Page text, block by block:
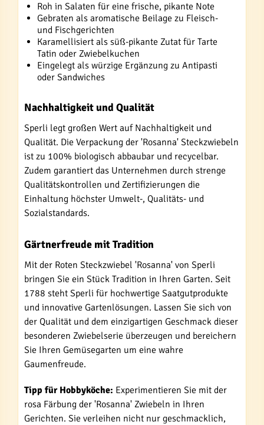
Roh in Salaten für eine frische, pikante Note
Gebraten als aromatische Beilage zu Fleisch-
und Fischgerichten
Karamellisiert als süß-pikante Zutat für Tarte
Tatin oder Zwiebelkuchen
Eingelegt als würzige Ergänzung zu Antipasti
oder Sandwiches
Nachhaltigkeit und Qualität
Sperli legt großen Wert auf Nachhaltigkeit und
Qualität. Die Verpackung der 'Rosanna' Steckzwiebeln
ist zu 100% biologisch abbaubar und recycelbar.
Zudem garantiert das Unternehmen durch strenge
Qualitätskontrollen und Zertifizierungen die
Einhaltung höchster Umwelt-, Qualitäts- und
Sozialstandards.
Gärtnerfreude mit Tradition
Mit der Roten Steckzwiebel 'Rosanna' von Sperli
bringen Sie ein Stück Tradition in Ihren Garten. Seit
1788 steht Sperli für hochwertige Saatgutprodukte
und innovative Gartenlösungen. Lassen Sie sich von
der Qualität und dem einzigartigen Geschmack dieser
besonderen Zwiebelserie überzeugen und bereichern
Sie Ihren Gemüsegarten um eine wahre
Gaumenfreude.
Tipp für Hobbyköche: Experimentieren Sie mit der
rosa Färbung der 'Rosanna' Zwiebeln in Ihren
Gerichten. Sie verleihen nicht nur geschmacklich,